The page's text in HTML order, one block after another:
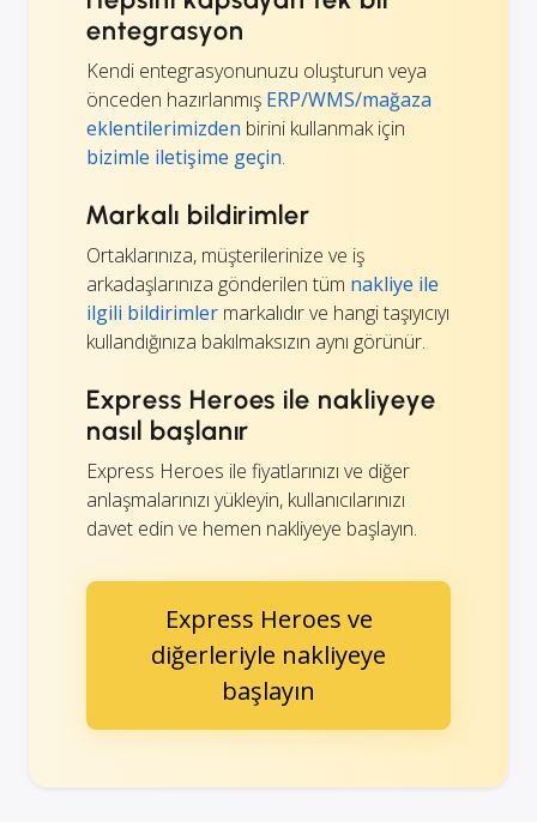
entegrasyon
Kendi entegrasyonunuzu oluşturun veya
önceden hazırlanmış ERP/WMS/mağaza
eklentilerimizden birini kullanmak için
bizimle iletişime geçin.
Markalı bildirimler
Ortaklarınıza, müşterilerinize ve iş
arkadaşlarınıza gönderilen tüm nakliye ile
ilgili bildirimler markalıdır ve hangi taşıyıcıyı
kullandığınıza bakılmaksızın aynı görünür.
Express Heroes ile nakliyeye
nasıl başlanır
Express Heroes ile fiyatlarınızı ve diğer
anlaşmalarınızı yükleyin, kullanıcılarınızı
davet edin ve hemen nakliyeye başlayın.
Express Heroes ve
diğerleriyle nakliyeye
başlayın